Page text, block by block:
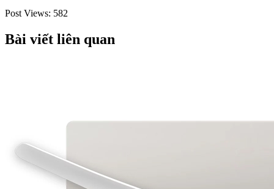
Post Views: 582
Bài viết liên quan